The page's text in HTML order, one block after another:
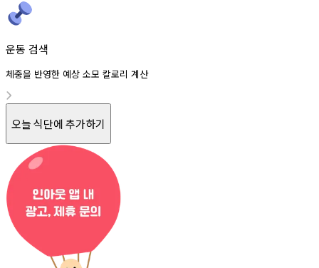
운동 검색
체중을 반영한 예상 소모 칼로리 계산
오늘 식단에 추가하기